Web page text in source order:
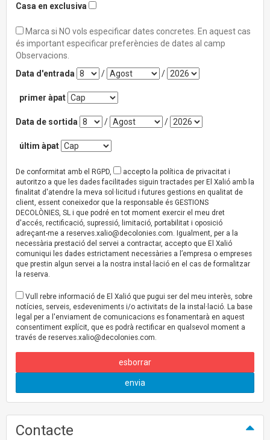
Casa en exclusiva
Marca si NO vols especificar dates concretes. En aquest cas
és important especificar preferències de dates al camp
Observacions.
Data d'entrada
/ /
primer àpat
Data de sortida / /
últim àpat
De conformitat amb el RGPD,
accepto la política de privacitat i
autoritzo a que les dades facilitades siguin tractades per El Xalió amb la
finalitat d'atendre la meva sol·licitud i futures gestions en qualitat de
client, essent coneixedor que la responsable és GESTIONS
DECOLÒNIES, SL i que podré en tot moment exercir el meu dret
d'accés, rectificació, supressió, limitació, portabilitat i oposició
adreçant-me a reserves.xalio@decolonies.com . Igualment, per a la
necessària prestació del servei a contractar, accepto que El Xalió
comuniqui les dades estrictament necessàries a l’empresa o empreses
que prestin algun servei a la nostra instal·lació en el cas de formalitzar
la reserva.
Vull rebre informació de El Xalió que pugui ser del meu interès, sobre
notícies, serveis, esdeveniments i/o activitats de la instal·lació. La base
legal per a l'enviament de comunicacions es fonamentarà en aquest
consentiment explícit, que es podrà rectificar en qualsevol moment a
través de reserves.xalio@decolonies.com
esborrar
envia
Contacte